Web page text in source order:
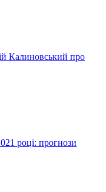
Калиновський про
році: прогнози